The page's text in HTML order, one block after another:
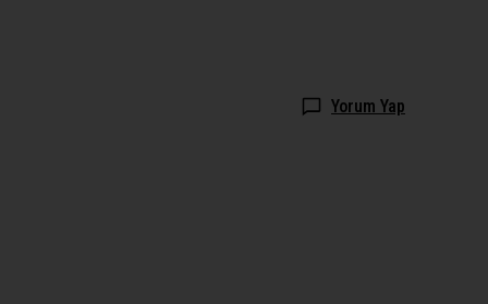
Yorum Yap